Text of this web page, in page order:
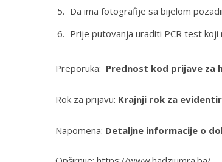
Da ima fotografije sa bijelom
Prije putovanja uraditi PCR test
Preporuka: Prednost kod prijave za
Rok za prijavu: Krajnji rok za
Napomena: Detaljne informacije o